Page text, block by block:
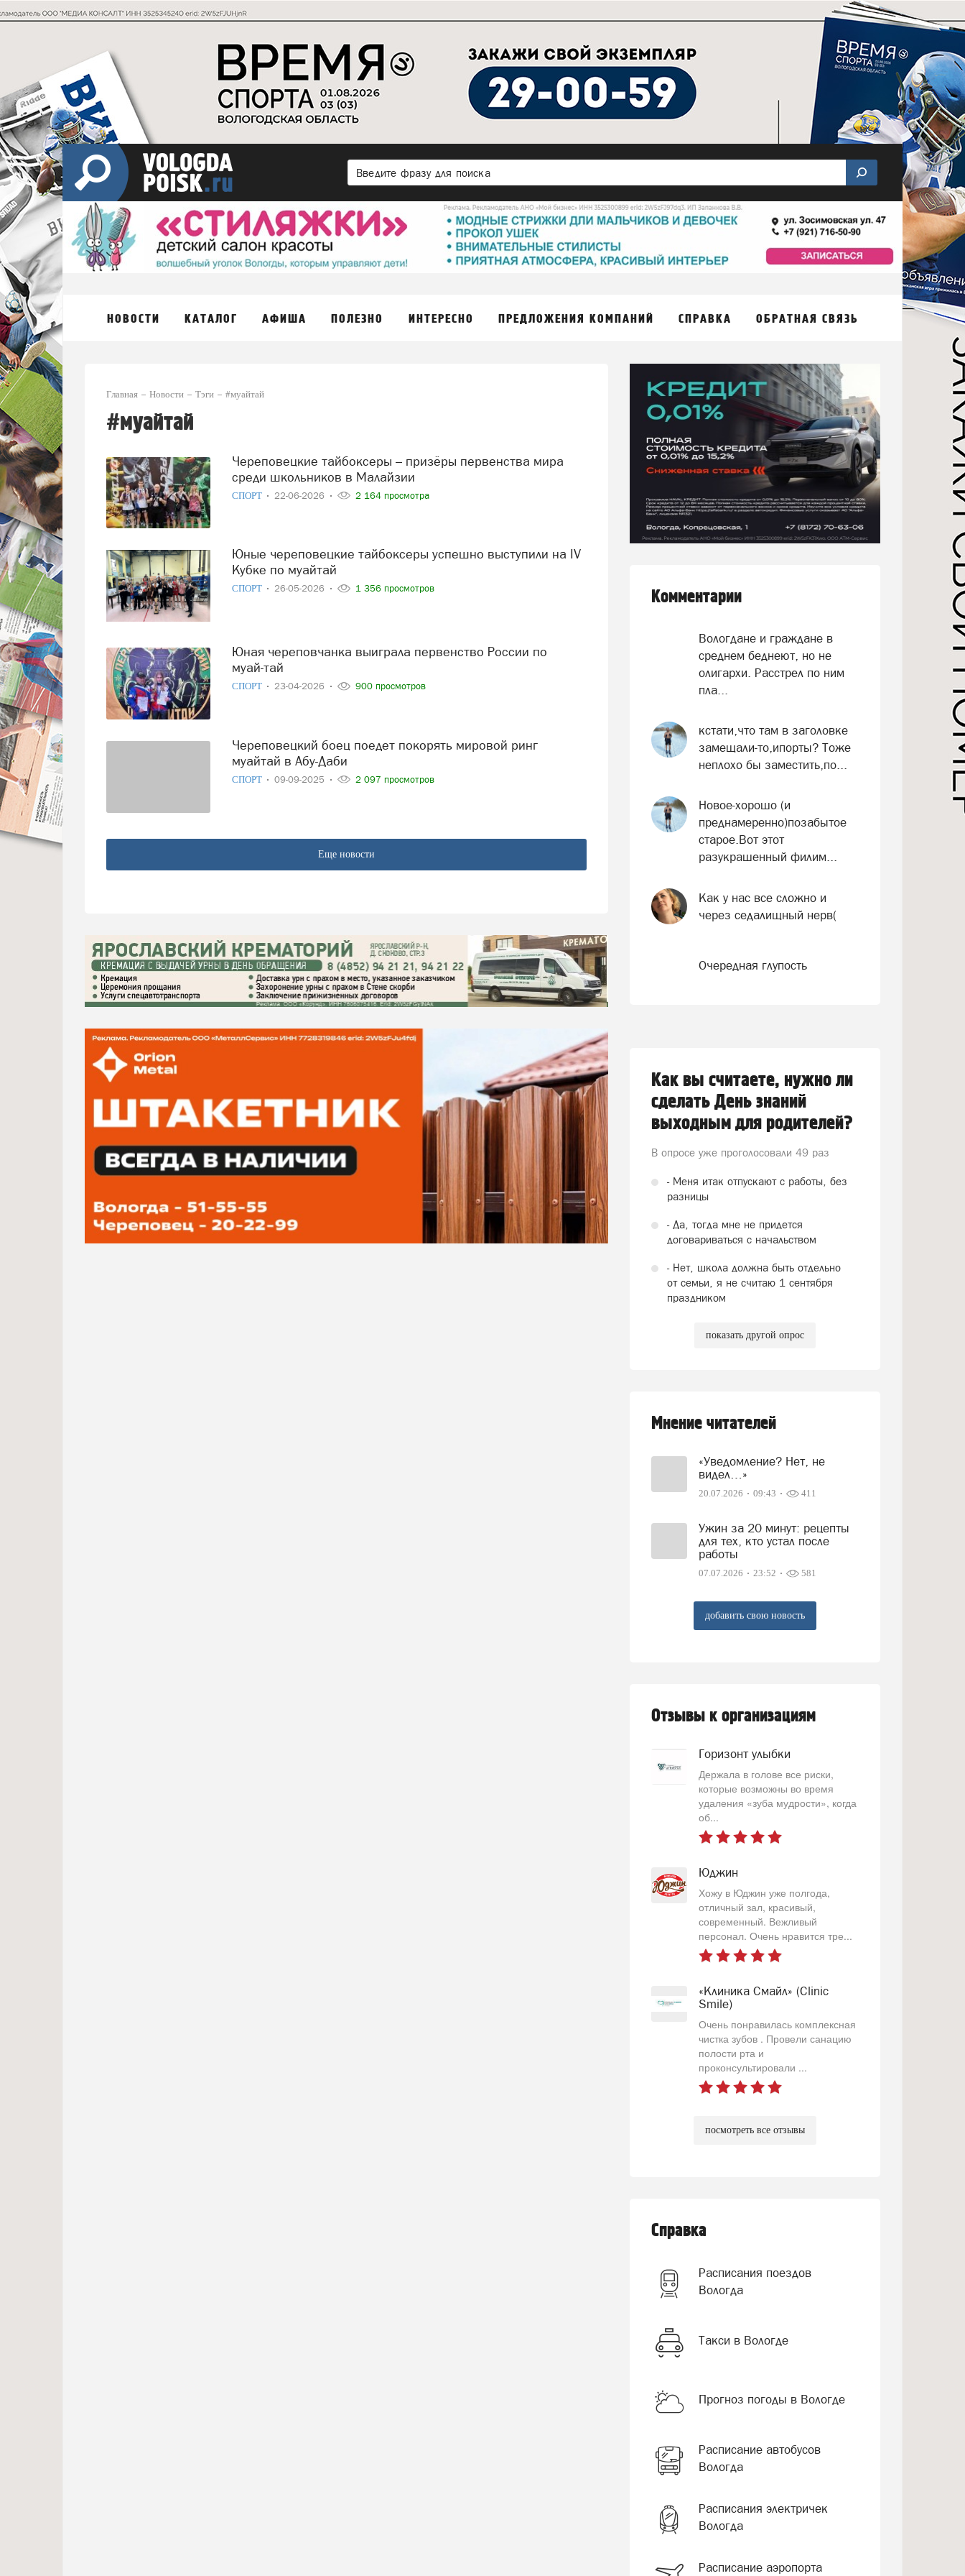
НОВОСТИ КАТАЛОГ АФИША ПОЛЕЗНО ИНТЕРЕСНО ПРЕДЛОЖЕНИЯ КОМПАНИЙ СПРАВКА ОБРАТНАЯ СВЯЗЬ
Главная Новости Тэги #муайтай
#муайтай
Череповецкие тайбоксеры – призёры первенства мира
среди школьников в Малайзии
СПОРТ 22-06-2026 2 164 просмотра
Юные череповецкие тайбоксеры успешно выступили на IV
Кубке по муайтай
СПОРТ 26-05-2026 1 356 просмотров
Юная череповчанка выиграла первенство России по
муай‑тай
СПОРТ 23-04-2026 900 просмотров
Череповецкий боец поедет покорять мировой ринг
муайтай в Абу-Даби
СПОРТ 09-09-2025 2 097 просмотров
Еще новости
Комментарии
Вологдане и граждане в
среднем беднеют, но не
олигархи. Расстрел по ним
пла...
кстати,что там в заголовке
замещали-то,ипорты? Тоже
неплохо бы заместить,по...
Новое-хорошо (и
преднамеренно)позабытое
старое.Вот этот
разукрашенный филим...
Как у нас все сложно и
через седалищный нерв(
Очередная глупость
Как вы считаете, нужно ли
сделать День знаний
выходным для родителей?
В опросе уже проголосовали 49 раз
- Меня итак отпускают с работы, без
разницы
- Да, тогда мне не придется
договариваться с начальством
- Нет, школа должна быть отдельно
от семьи, я не считаю 1 сентября
праздником
показать другой опрос
Мнение читателей
«Уведомление? Нет, не
видел…»
20.07.2026 09:43 411
Ужин за 20 минут: рецепты
для тех, кто устал после
работы
07.07.2026 23:52 581
добавить свою новость
Отзывы к организациям
Горизонт улыбки
Держала в голове все риски,
которые возможны во время
удаления «зуба мудрости», когда
об...
Юджин
Хожу в Юджин уже полгода,
отличный зал, красивый,
современный. Вежливый
персонал. Очень нравится тре...
«Клиника Смайл» (Clinic
Smile)
Очень понравилась комплексная
чистка зубов . Провели санацию
полости рта и
проконсультировали ...
посмотреть все отзывы
Справка
Расписания поездов
Вологда
Такси в Вологде
Прогноз погоды в Вологде
Расписание автобусов
Вологда
Расписания электричек
Вологда
Расписание аэропорта